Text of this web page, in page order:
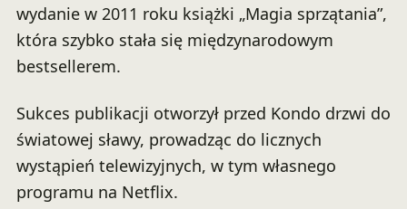
wydanie w 2011 roku książki „Magia sprzątania”,
która szybko stała się międzynarodowym
bestsellerem.
Sukces publikacji otworzył przed Kondo drzwi do
światowej sławy, prowadząc do licznych
wystąpień telewizyjnych, w tym własnego
programu na Netflix.